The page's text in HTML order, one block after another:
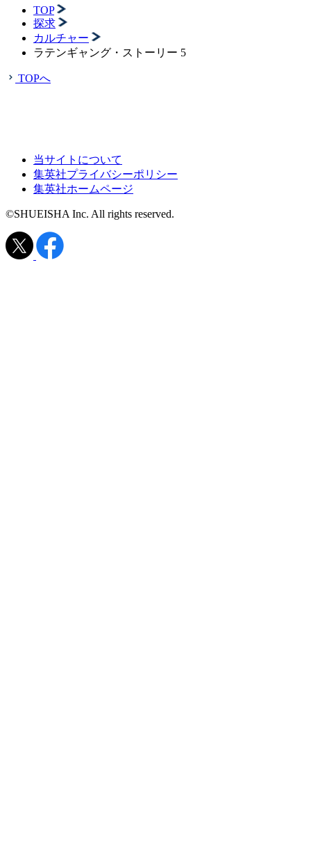
TOP
探求
カルチャー
ラテンギャング・ストーリー 5
TOPへ
当サイトについて
集英社プライバシーポリシー
集英社ホームページ
©SHUEISHA Inc. All rights reserved.